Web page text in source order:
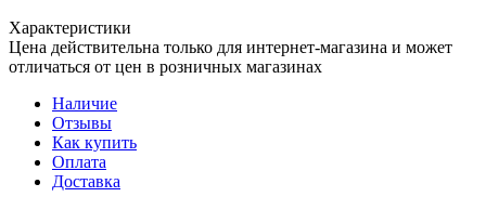
Характеристики
Цена действительна только для интернет-магазина и может
отличаться от цен в розничных магазинах
Наличие
Отзывы
Как купить
Оплата
Доставка